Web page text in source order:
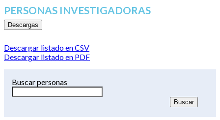
PERSONAS INVESTIGADORAS
Descargas
Descargar listado en CSV
Descargar listado en PDF
Buscar personas